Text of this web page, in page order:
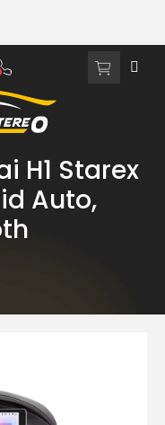
NÁKUPNÍ
H1 Starex
Auto,